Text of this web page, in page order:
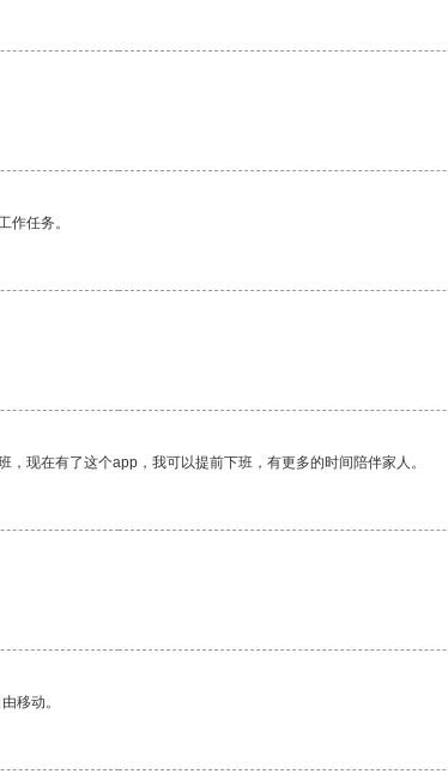
作任务。
现在有了这个app，我可以提前下班，有更多的时间陪伴家人。
移动。